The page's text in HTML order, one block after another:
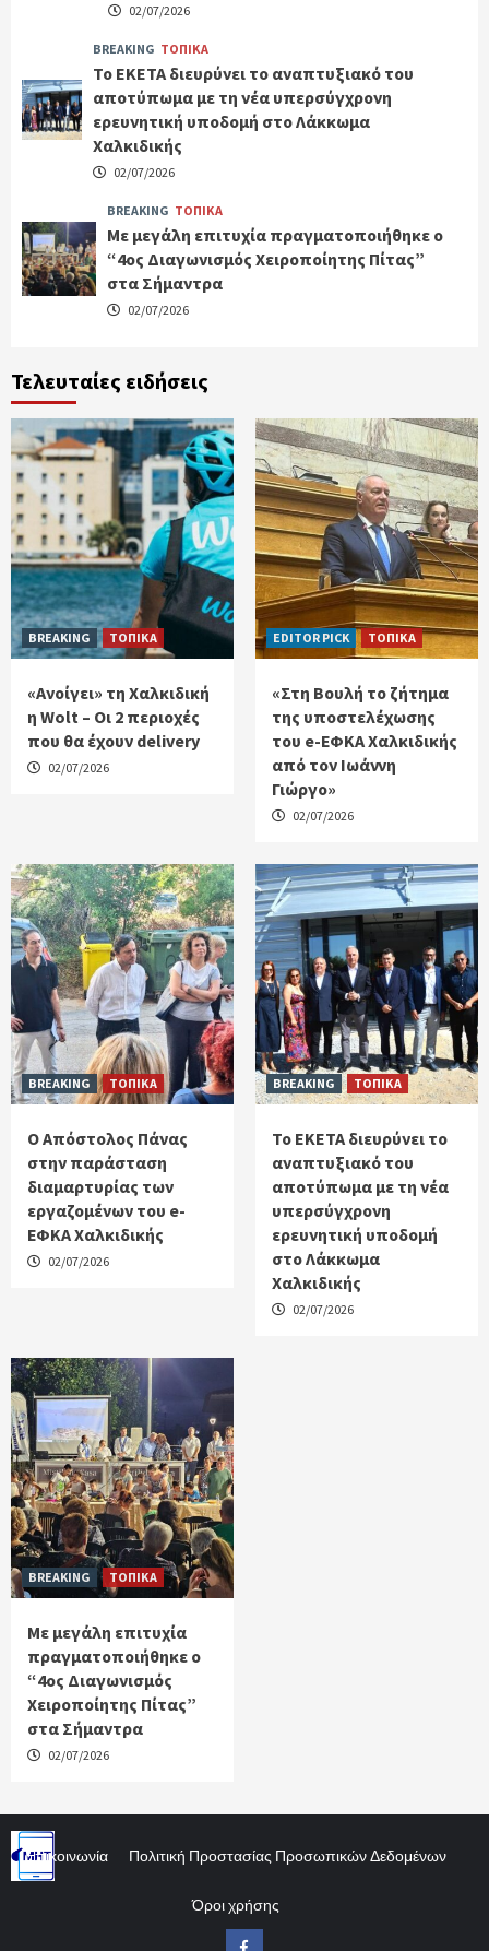
02/07/2026
BREAKING ΤΟΠΙΚΑ
Το ΕΚΕΤΑ διευρύνει το αναπτυξιακό του
αποτύπωμα με τη νέα υπερσύγχρονη
ερευνητική υποδομή στο Λάκκωμα
Χαλκιδικής
02/07/2026
BREAKING ΤΟΠΙΚΑ
Με μεγάλη επιτυχία πραγματοποιήθηκε ο
“4ος Διαγωνισμός Χειροποίητης Πίτας”
στα Σήμαντρα
02/07/2026
Τελευταίες ειδήσεις
BREAKING ΤΟΠΙΚΑ
«Ανοίγει» τη Χαλκιδική
η Wolt – Οι 2 περιοχές
που θα έχουν delivery
02/07/2026
EDITOR PICK ΤΟΠΙΚΑ
«Στη Βουλή το ζήτημα
της υποστελέχωσης
του e-ΕΦΚΑ Χαλκιδικής
από τον Ιωάννη
Γιώργο»
02/07/2026
BREAKING ΤΟΠΙΚΑ
Ο Απόστολος Πάνας
στην παράσταση
διαμαρτυρίας των
εργαζομένων του e-
ΕΦΚΑ Χαλκιδικής
02/07/2026
BREAKING ΤΟΠΙΚΑ
Το ΕΚΕΤΑ διευρύνει το
αναπτυξιακό του
αποτύπωμα με τη νέα
υπερσύγχρονη
ερευνητική υποδομή
στο Λάκκωμα
Χαλκιδικής
02/07/2026
BREAKING ΤΟΠΙΚΑ
Με μεγάλη επιτυχία
πραγματοποιήθηκε ο
“4ος Διαγωνισμός
Χειροποίητης Πίτας”
στα Σήμαντρα
02/07/2026
Επικοινωνία Πολιτική Προστασίας Προσωπικών Δεδομένων
Όροι χρήσης